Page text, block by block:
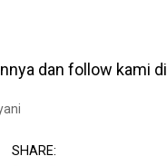
dan follow kami di
SHARE: